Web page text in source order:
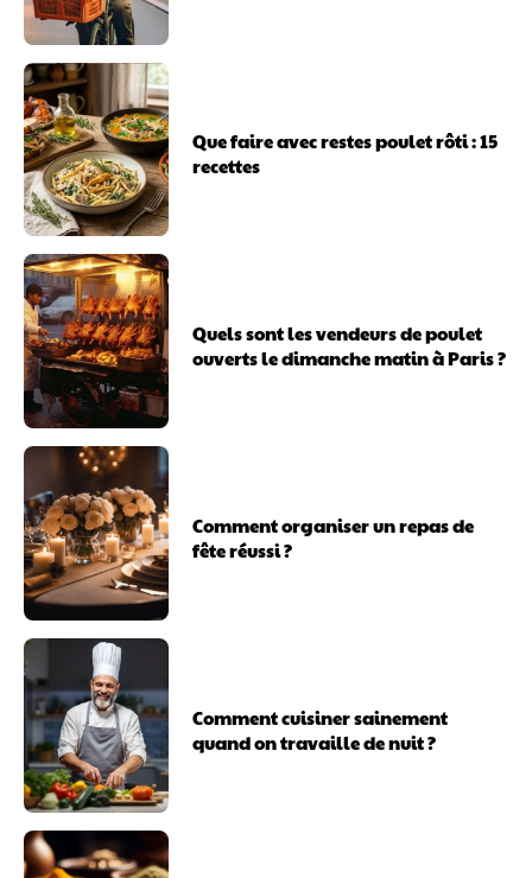
Que faire avec restes poulet rôti : 15
recettes
Quels sont les vendeurs de poulet
ouverts le dimanche matin à Paris ?
Comment organiser un repas de
fête réussi ?
Comment cuisiner sainement
quand on travaille de nuit ?